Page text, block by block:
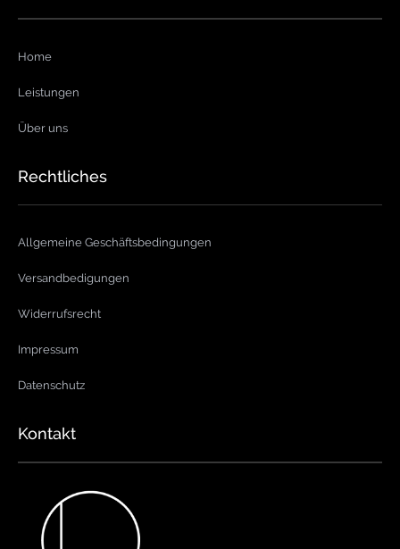
Home
Leistungen
Über uns
Rechtliches
Allgemeine Geschäftsbedingungen
Versandbedigungen
Widerrufsrecht
Impressum
Datenschutz
Kontakt